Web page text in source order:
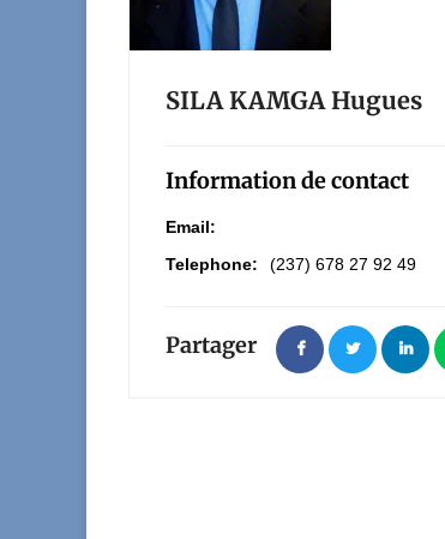
SILA KAMGA Hugues
Information de contact
Email:
Telephone:
(237) 678 27 92 49
Partager